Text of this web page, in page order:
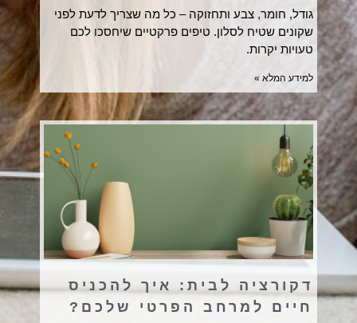
גודל, חומר, צבע ותחזוקה – כל מה שצריך לדעת לפני
שקונים שטיח לסלון. טיפים פרקטיים שיחסכו לכם
טעויות יקרות.
למידע המלא »
דקורציה לבית: איך להכניס
חיים למרחב הפרטי שלכם?